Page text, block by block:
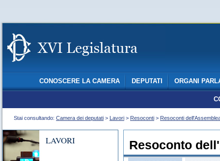
CONOSCERE LA CAMERA DEPUTATI ORGANI
Stai consultando: Camera dei deputati > Lavori > Resoconti > Resoconti
LAVORI Resoconto